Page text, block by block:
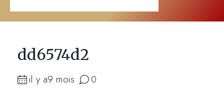
dd6574d2
il y a9 mois 0